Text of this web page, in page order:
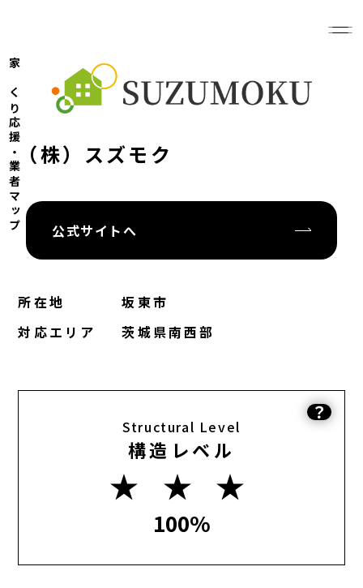
家づくり応援・業者マップ（株）スズモク
公式サイトへ
所在地
坂東市
対応エリア
茨城県南西部
Structural Level
構造レベル
★ ★ ★
100%
？